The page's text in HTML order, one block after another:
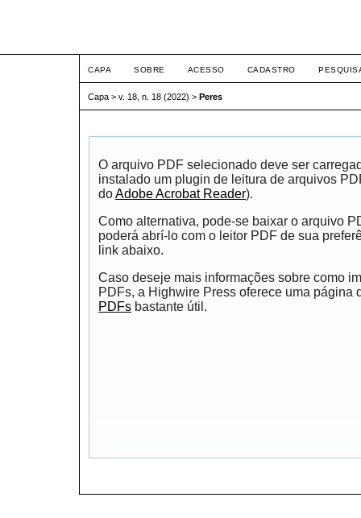
CAPA SOBRE ACESSO CADASTRO
Capa > v. 18, n. 18 (2022) > Peres
O arquivo PDF selecionado deve ser
instalado um plugin de leitura de arquivos
doAdobe Acrobat Reader).
Como alternativa, pode-se baixar o arquivo
poderá abrí-lo com o leitor PDF de sua
link abaixo.
Caso deseje mais informações sobre como
PDFs, a Highwire Press oferece uma página
PDFs bastante útil.